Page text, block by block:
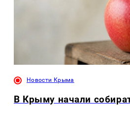
Новости Крыма
В Крыму начали